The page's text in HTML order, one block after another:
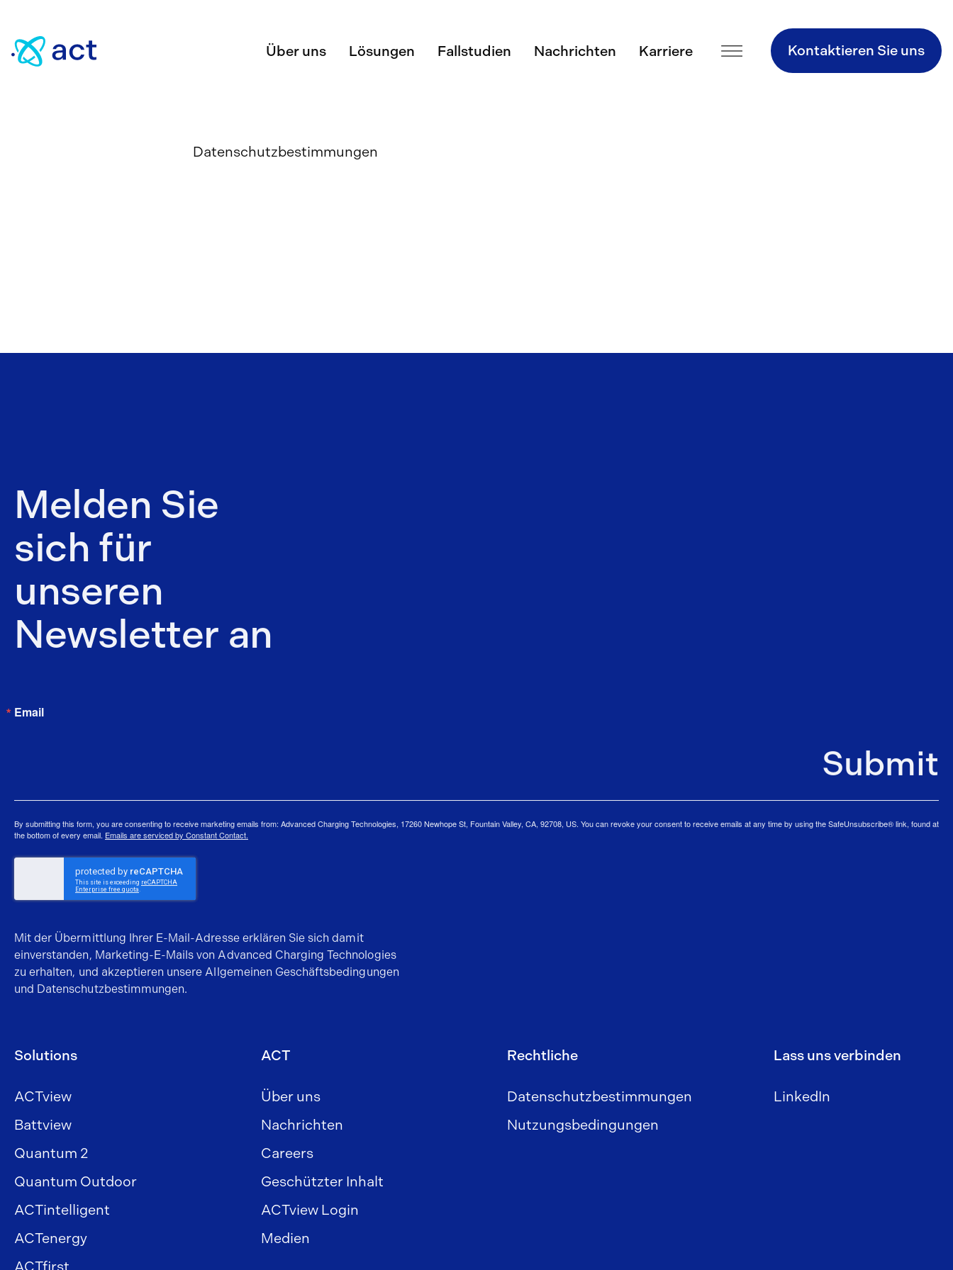
Über uns Lösungen Fallstudien Nachrichten Karriere Kontaktieren Sie uns
Datenschutzbestimmungen
Melden Sie
sich für
unseren
Newsletter an
Email
By submitting this form, you are consenting to receive marketing emails from: Advanced Charging Technologies, 17260 Newhope St, Fountain Valley, CA, 92708, US. You can revoke your consent to receive emails at any time by using the SafeUnsubscribe® link, found at
the bottom of every email. Emails are serviced by Constant Contact.
Submit
Mit der Übermittlung Ihrer E-Mail-Adresse erklären Sie sich damit
einverstanden, Marketing-E-Mails von Advanced Charging Technologies
zu erhalten, und akzeptieren unsere Allgemeinen Geschäftsbedingungen
und Datenschutzbestimmungen.
Solutions
ACTview
Battview
Quantum 2
Quantum Outdoor
ACTintelligent
ACTenergy
ACTfirst
ACT
Über uns
Nachrichten
Careers
Geschützter Inhalt
ACTview Login
Medien
Rechtliche
Datenschutzbestimmungen
Nutzungsbedingungen
Lass uns verbinden
LinkedIn